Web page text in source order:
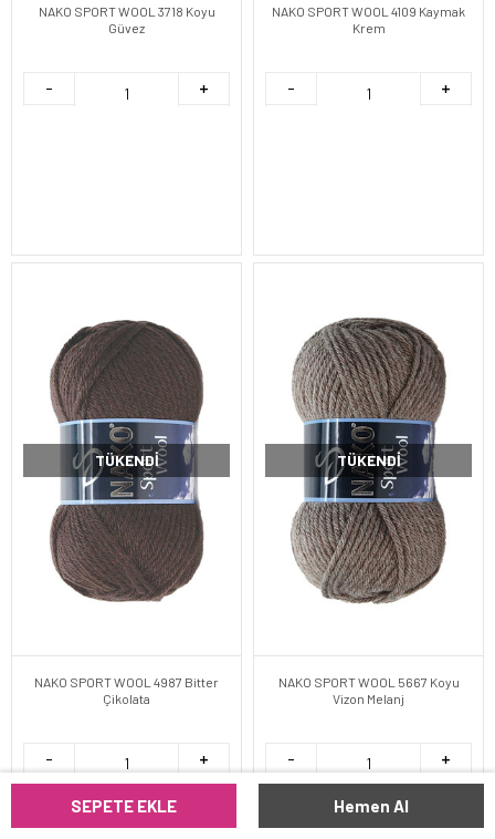
SEPETE EKLE Hemen Al
NAKO SPORT WOOL 3718 Koyu
Güvez
NAKO SPORT WOOL 4109 Kaymak
Krem
TÜKENDI
NAKO SPORT WOOL 4987 Bitter
Çikolata
TÜKENDI
NAKO SPORT WOOL 5667 Koyu
Vizon Melanj